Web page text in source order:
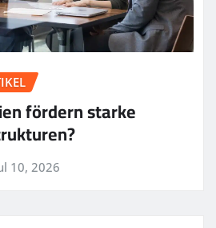
fördern starke
10, 2026